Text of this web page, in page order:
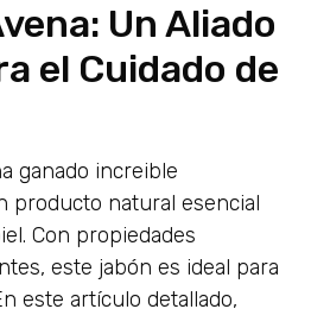
Un Aliado
el Cuidado de
ganado increible
producto natural esencial
Con propiedades
este jabón es ideal para
este artículo detallado,